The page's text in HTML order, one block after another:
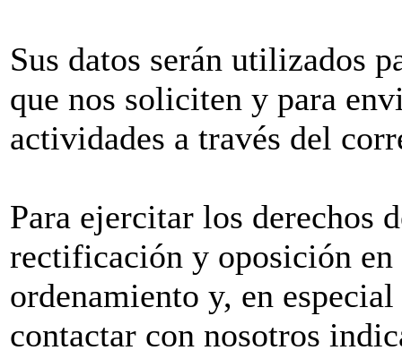
Sus datos serán utilizados
que nos soliciten y para
actividades a través del
Para ejercitar los derechos
rectificación y oposición
ordenamiento y, en
contactar con nosotros